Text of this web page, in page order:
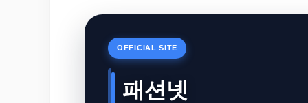
OFFICIAL SITE
패션넷